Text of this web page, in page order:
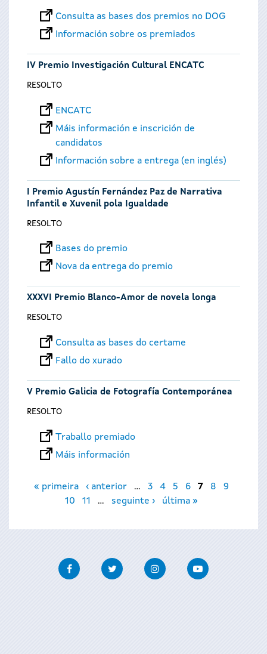
Consulta as bases dos premios no DOG
Información sobre os premiados
IV Premio Investigación Cultural ENCATC
RESOLTO
ENCATC
Máis información e inscrición de
candidatos
Información sobre a entrega (en inglés)
I Premio Agustín Fernández Paz de Narrativa
Infantil e Xuvenil pola Igualdade
RESOLTO
Bases do premio
Nova da entrega do premio
XXXVI Premio Blanco-Amor de novela longa
RESOLTO
Consulta as bases do certame
Fallo do xurado
V Premio Galicia de Fotografía Contemporánea
RESOLTO
Traballo premiado
Máis información
Páxinas
« primeira ‹ anterior … 3 4 5 6 7 8
9
10
11 … seguinte › última »
FacebookTwitter InstagramYoutube